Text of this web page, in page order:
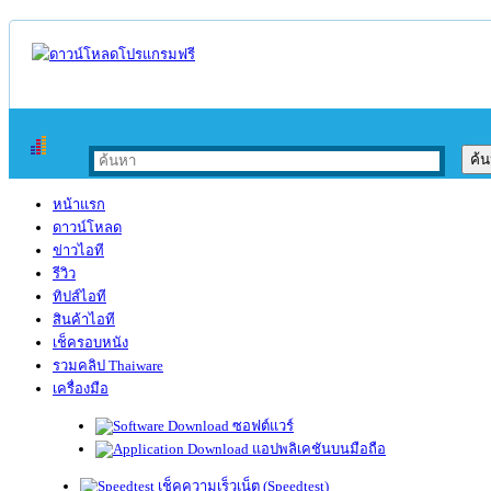
หน้าแรก
ดาวน์โหลด
ข่าวไอที
รีวิว
ทิปส์ไอที
สินค้าไอที
เช็ครอบหนัง
รวมคลิป Thaiware
เครื่องมือ
ซอฟต์แวร์
แอปพลิเคชันบนมือถือ
เช็คความเร็วเน็ต (Speedtest)